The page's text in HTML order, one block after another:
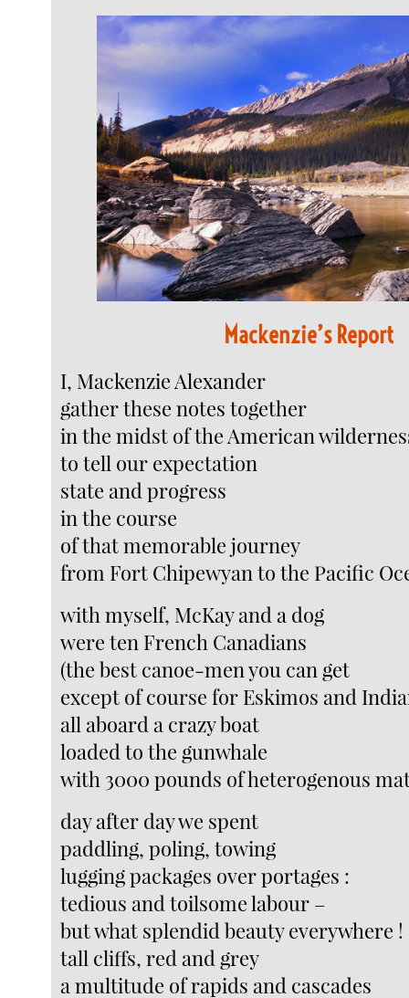
Mackenzie’s Report
I, Mackenzie Alexander
gather these notes together
in the midst of the American
to tell our expectation
state and progress
in the course
of that memorable journey
from Fort Chipewyan to the Pacific
with myself, McKay and a dog
were ten French Canadians
(the best canoe-men you can get
except of course for Eskimos and
all aboard a crazy boat
loaded to the gunwhale
with 3000 pounds of heterogenous
day after day we spent
paddling, poling, towing
lugging packages over portages :
tedious and toilsome labour –
but what splendid beauty everywhere !
tall cliffs, red and grey
a multitude of rapids and cascades